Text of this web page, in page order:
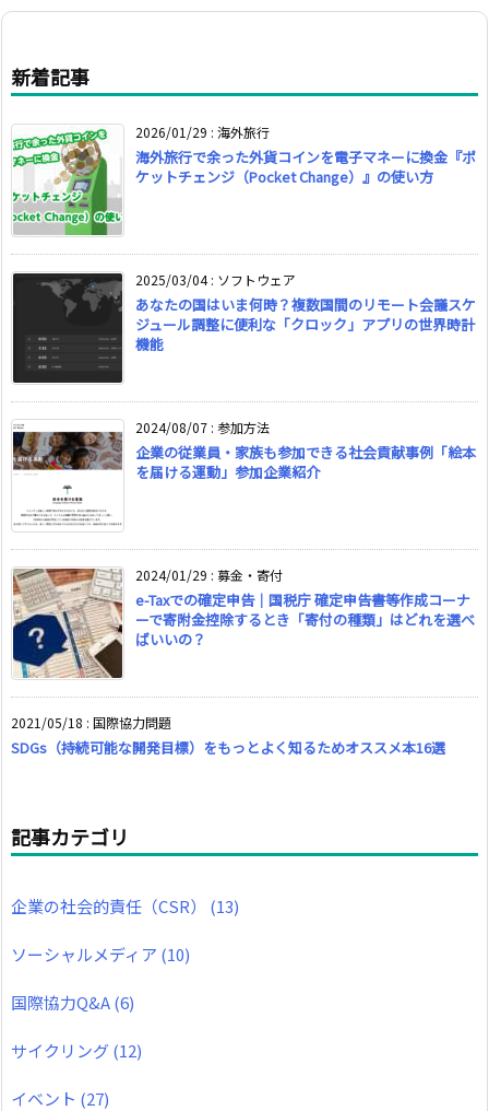
新着記事
2026/01/29 : 海外旅行
海外旅行で余った外貨コインを電子マネーに換金『ポ
ケットチェンジ（Pocket Change）』の使い方
2025/03/04: ソフトウェア
あなたの国はいま何時？複数国間のリモート会議スケ
ジュール調整に便利な「クロック」アプリの世界時計
機能
2024/08/07 : 参加方法
企業の従業員・家族も参加できる社会貢献事例「絵本
を届ける運動」参加企業紹介
2024/01/29 : 募金・寄付
e-Taxでの確定申告｜国税庁 確定申告書等作成コーナ
ーで寄附金控除するとき「寄付の種類」はどれを選べ
ばいいの？
2021/05/18 : 国際協力問題
SDGs（持続可能な開発目標）をもっとよく知るためオススメ本16選
記事カテゴリ
企業の社会的責任（CSR） (13)
ソーシャルメディア (10)
国際協力Q&A(6)
サイクリング(12)
イベント (27)